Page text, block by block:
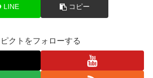
LINE コピー
ピクトをフォローする